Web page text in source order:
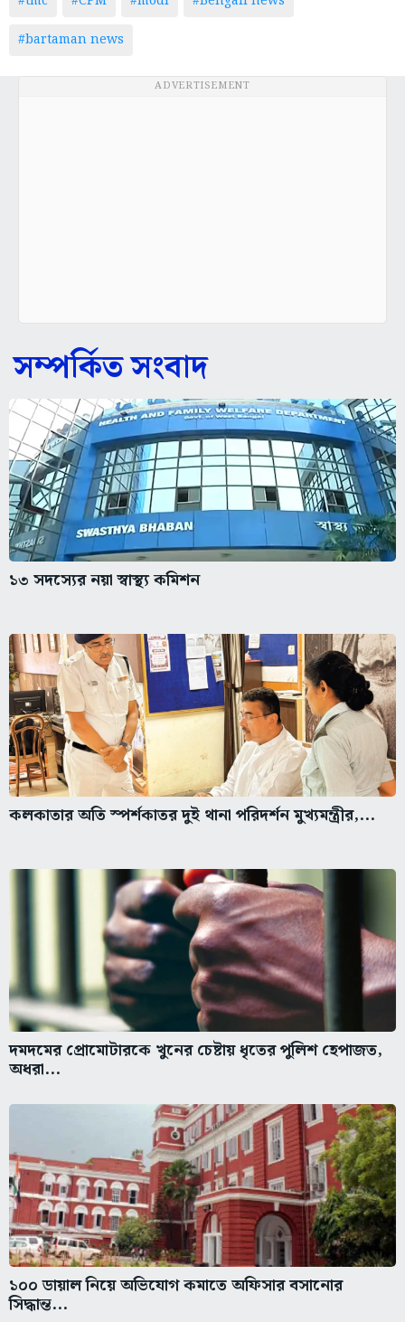
#bartaman news
ADVERTISEMENT
সম্পর্কিত সংবাদ
১৩ সদস্যের নয়া স্বাস্থ্য কমিশন
কলকাতার অতি স্পর্শকাতর দুই থানা পরিদর্শন মুখ্যমন্ত্রীর,...
দমদমের প্রোমোটারকে খুনের চেষ্টায় ধৃতের পুলিশ হেপাজত,
অধরা...
১০০ ডায়াল নিয়ে অভিযোগ কমাতে অফিসার বসানোর
সিদ্ধান্ত...